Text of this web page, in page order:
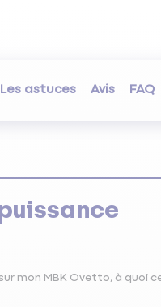
Les astuces Avis FAQ
mon MBK Ovetto, à quoi